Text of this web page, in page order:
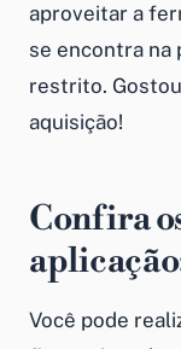
aproveitar a
se encontra na
restrito.
aquisição!
Confira
Você pode